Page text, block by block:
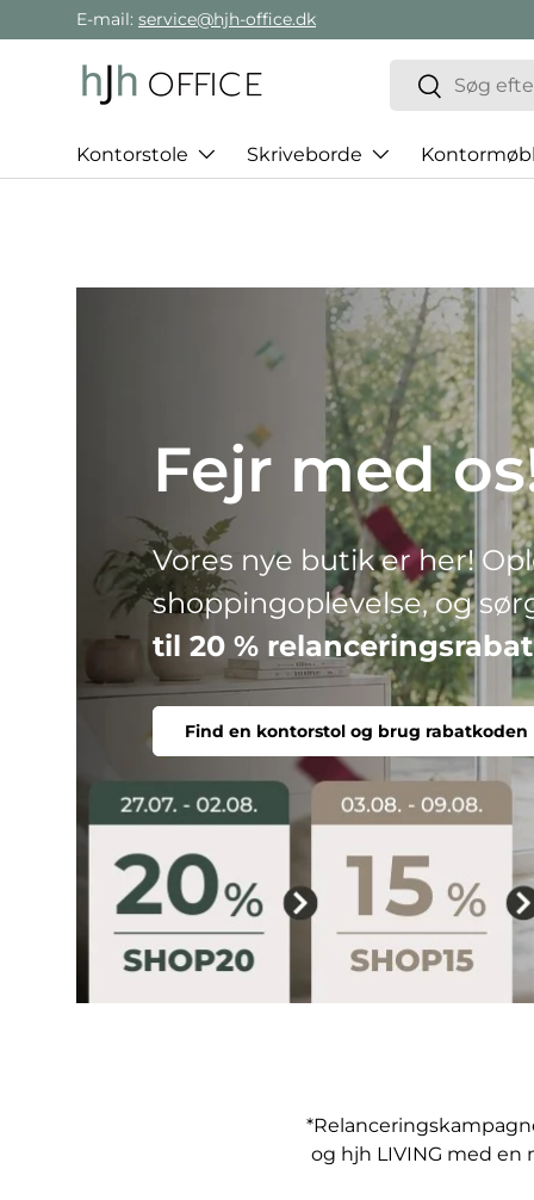
Gå direkte til indholdet
E-mail: service@hjh-office.dk
Søg
Søg
Kontorstole Skriveborde
Det
HJH
Det bedste fra hjh OFFICE
og hjh LIVING med